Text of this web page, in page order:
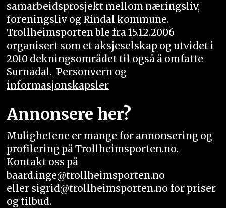
samarbeidsprosjekt mellom næringsliv,
foreningsliv og Rindal kommune.
Trollheimsporten ble fra 15.12.2006
organisert som et aksjeselskap og utvidet i
2010 dekningsområdet til også å omfatte
Surnadal. Personvern og
informasjonskapsler
Annonsere her?
Mulighetene er mange for annonsering og
profilering på Trollheimsporten.no.
Kontakt oss på
baard.inge@trollheimsporten.no
eller sigrid@trollheimsporten.no for priser
og tilbud.